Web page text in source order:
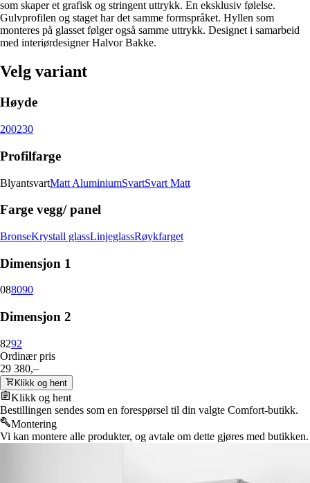
som skaper et grafisk og stringent uttrykk. En eksklusiv følelse.
Gulvprofilen og staget har det samme formspråket. Hyllen som
monteres på glasset følger også samme uttrykk. Designet i samarbeid
med interiørdesigner Halvor Bakke.
Velg variant
Høyde
200230
Profilfarge
BlyantsvartMatt AluminiumSvartSvart Matt
Farge vegg/ panel
BronseKrystall glassLinjeglassRøykfarget
Dimensjon 1
088090
Dimensjon 2
8292
Ordinær pris
29 380,–
Klikk og hent
Klikk og hent
Bestillingen sendes som en forespørsel til din valgte Comfort-butikk.
Montering
Vi kan montere alle produkter, og avtale om dette gjøres med butikken.